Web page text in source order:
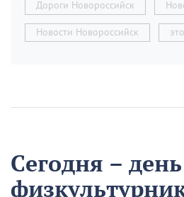
Дороги Новороссийск
Новости Новороссийск
Сегодня – день